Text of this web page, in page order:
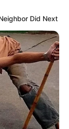
Did Next